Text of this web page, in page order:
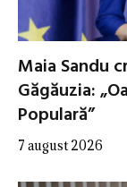
Maia Sandu
Găgăuzia:
Populară”
7 august 2026